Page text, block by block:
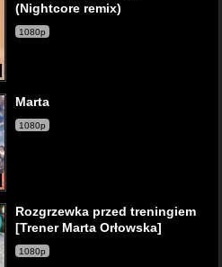
(Nightcore remix)
1080p
Marta
1080p
Rozgrzewka przed treningiem
[Trener Marta Orłowska]
1080p